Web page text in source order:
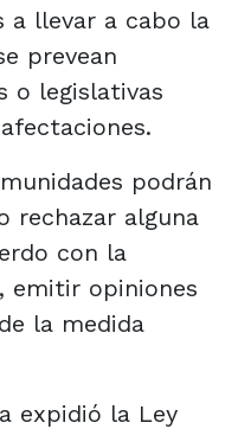
a llevar a cabo la
prevean
o legislativas
podrán
rechazar alguna
con la
emitir opiniones
la medida
expidió la Ley